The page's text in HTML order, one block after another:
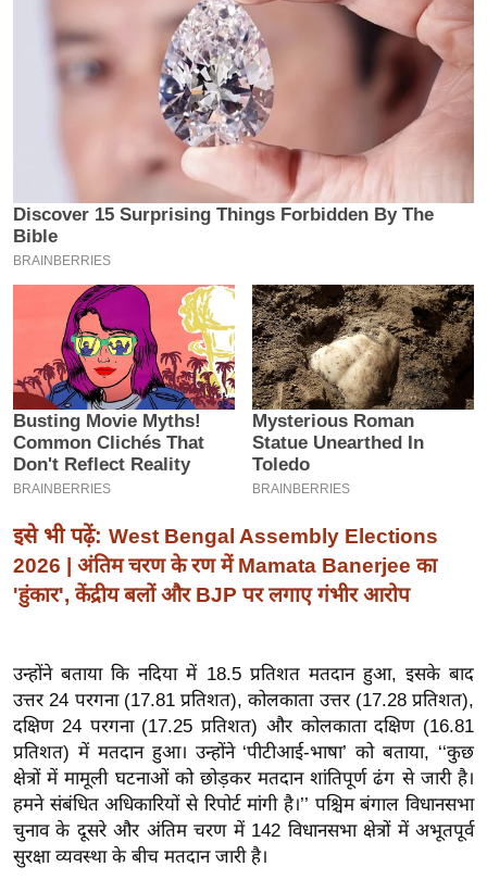
0
2
6
ई
-
पे
प
मि
सा
ल
मि
सा
ल
श
ख्सि
य
त
इसे भी पढ़ें: West Bengal Assembly Elections
2026 | अंतिम चरण के रण में Mamata Banerjee का
'हुंकार', केंद्रीय बलों और BJP पर लगाए गंभीर आरोप
उन्होंने बताया कि नदिया में 18.5 प्रतिशत मतदान हुआ, इसके बाद
उत्तर 24 परगना (17.81 प्रतिशत), कोलकाता उत्तर (17.28 प्रतिशत),
दक्षिण 24 परगना (17.25 प्रतिशत) और कोलकाता दक्षिण (16.81
प्रतिशत) में मतदान हुआ। उन्होंने ‘पीटीआई-भाषा’ को बताया, ‘‘कुछ
क्षेत्रों में मामूली घटनाओं को छोड़कर मतदान शांतिपूर्ण ढंग से जारी है।
हमने संबंधित अधिकारियों से रिपोर्ट मांगी है।’’ पश्चिम बंगाल विधानसभा
चुनाव के दूसरे और अंतिम चरण में 142 विधानसभा क्षेत्रों में अभूतपूर्व
सुरक्षा व्यवस्था के बीच मतदान जारी है।